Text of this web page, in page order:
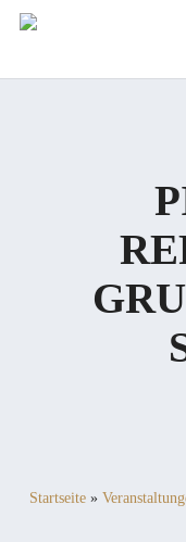
Skip
Startseite»